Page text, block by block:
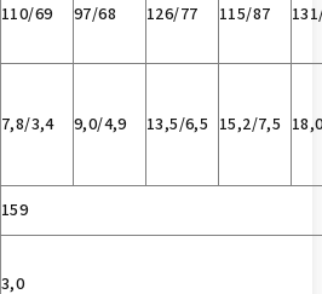
110/69 97/68 126/77 115/87
7,8/3,4 9,0/4,9 13,5/6,5 15,2/7,5
159
3,0